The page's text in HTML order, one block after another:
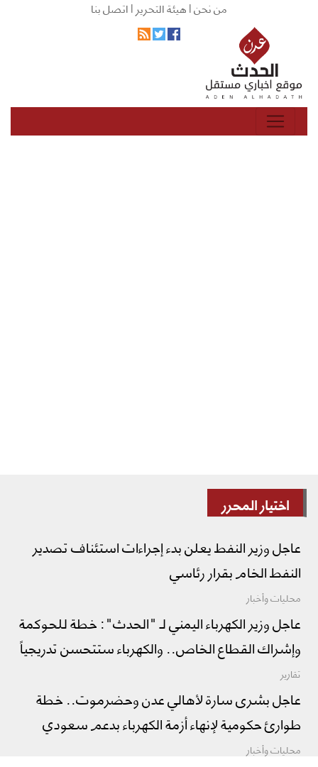
من نحن |هيئة التحرير |اتصل بنا
اختيار المحرر
عاجل وزير النفط يعلن بدء إجراءات استئناف تصدير
النفط الخام بقرار رئاسي
محليات وأخبار
عاجل وزير الكهرباء اليمني لـ "الحدث": خطة للحوكمة
وإشراك القطاع الخاص.. والكهرباء ستتحسن تدريجياً
تقارير
عاجل بشرى سارة لأهالي عدن وحضرموت.. خطة
طوارئ حكومية لإنهاء أزمة الكهرباء بدعم سعودي
محليات وأخبار